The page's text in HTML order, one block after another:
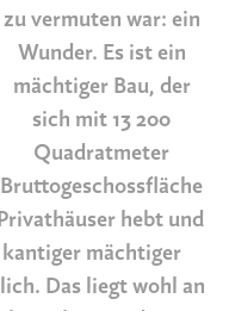
zu vermuten war: ein
Wunder. Es ist ein
mächtiger Bau, der
sich mit 13 200
Quadratmeter
Bruttogeschossfläche
hebt und
mächtiger
Das liegt wohl an